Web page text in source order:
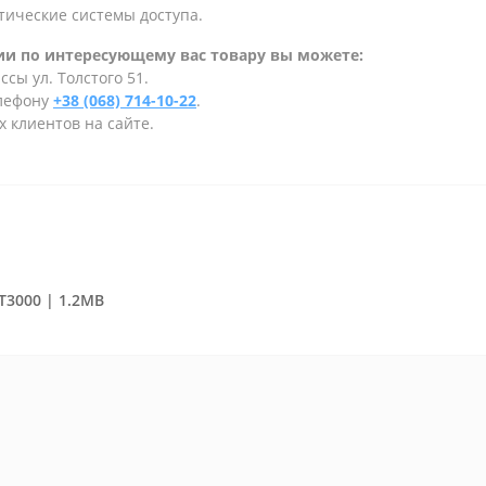
системы доступа.
по интересующему вас товару вы можете:
ул. Толстого 51.
+38 (068) 714-10-22.
клиентов на сайте.
| 1.2MB